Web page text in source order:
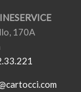
170A